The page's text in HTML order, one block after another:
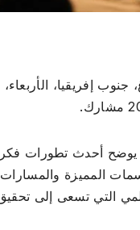
جنوب إفريقيا،
يوضح أحدث تطورات
المميزة والمسارات
التي تسعى إلى